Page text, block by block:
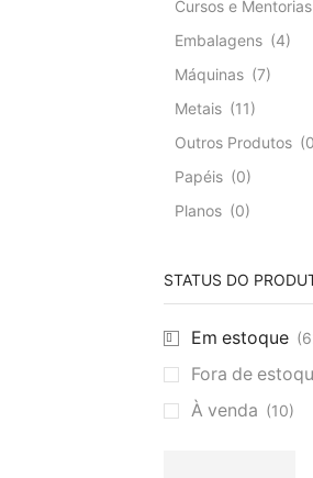
Cursos e Mentorias
Embalagens (4)
Máquinas (7)
Metais (11)
Outros Produtos
Papéis (0)
Planos (0)
Sem Categoria
Nylon (0)
Outros Plásticos
PE (2)
STATUS DO
Em estoque
Fora de
À venda (10)